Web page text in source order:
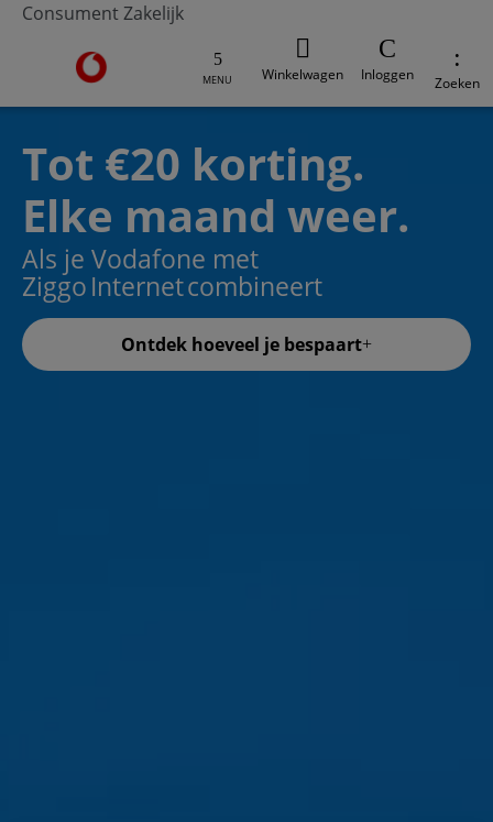
Consument Zakelijk
Ga naar de Vodafone homepage
MENU Winkelwagen Inloggen Zoeken
Tot €20 korting.
Elke maand weer.
Als je Vodafone met
Ziggo Internet combineert
Ontdek hoeveel je bespaart